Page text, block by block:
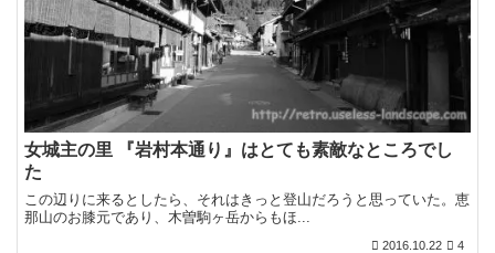
女城主の里 『岩村本通り』はとても素敵なところでし
た
この辺りに来るとしたら、それはきっと登山だろうと思っていた。恵
那山のお膝元であり、木曽駒ヶ岳からもほ...
2016.10.22 4